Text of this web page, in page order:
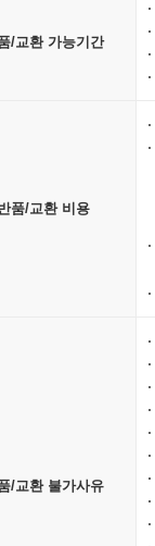
/교환 가능기간
품/교환 비용
/교환 불가사유